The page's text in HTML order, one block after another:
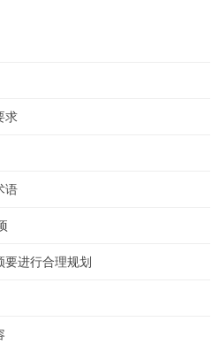
求
语
进行合理规划